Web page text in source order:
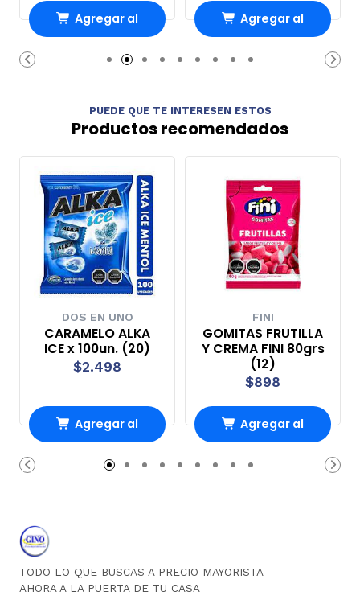
Agregar al
Carro
Agregar al
Carro
PUEDE QUE TE INTERESEN ESTOS
Productos recomendados
DOS EN UNO
CARAMELO ALKA
ICE x 100un. (20)
$2.498
Agregar al
Carro
FINI
GOMITAS FRUTILLA
Y CREMA FINI 80grs
(12)
$898
Agregar al
Carro
TODO LO QUE BUSCAS A PRECIO MAYORISTA
AHORA A LA PUERTA DE TU CASA